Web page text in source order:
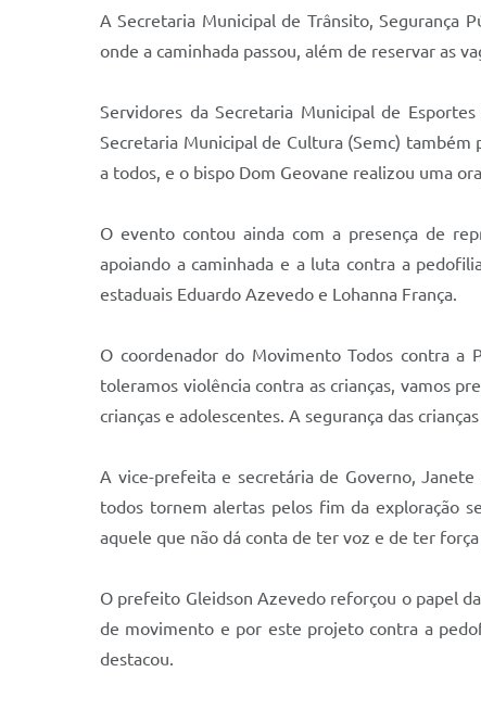
A Secretaria Municipal de Trânsito, Segurança
onde a caminhada passou, além de reservar as
Servidores da Secretaria Municipal de
Secretaria Municipal de Cultura (Semc)
a todos, e o bispo Dom Geovane realizou uma
O evento contou ainda com a presença de
apoiando a caminhada e a luta contra a
estaduais Eduardo Azevedo e Lohanna França.
O coordenador do Movimento Todos contra a
toleramos violência contra as crianças, vamos
crianças e adolescentes. A segurança das
A vice-prefeita e secretária de Governo,
todos tornem alertas pelos fim da exploração
aquele que não dá conta de ter voz e de ter
O prefeito Gleidson Azevedo reforçou o papel
de movimento e por este projeto contra a
destacou.